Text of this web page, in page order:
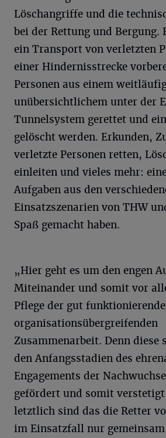
Löschangriffe und die
bei der Rettung und Bergung.
ein Transport von verletzten
einer Hindernisstrecke
Personen aus einem
unübersichtlichem unter der
Tunnelsystem gerettet und
gelöscht werden. Erkunden,
verletzte Personen retten,
einleiten und vieles mehr:
Aufgaben aus den
Einsatzszenarien von THW
Spaß gemacht haben.
„Hier geht es um den engen
Miteinander und somit vor
Pflege der gut
organisationsübergreifenden
Zusammenarbeit. Denn diese
den Anfangsstadien des
Engagements der
gefördert und somit
letztlich sind das die Retter
im Einsatzfall nur